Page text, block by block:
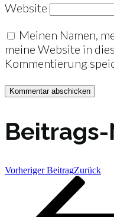
Website
Meinen Namen,
meine Website in
Kommentierung
Vorheriger BeitragZurück